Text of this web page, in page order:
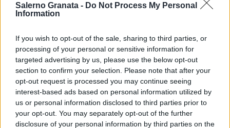
Salerno Granata - Do Not Process My Personal
Information
If you wish to opt-out of the sale, sharing to third parties, or
processing of your personal or sensitive information for
targeted advertising by us, please use the below opt-out
section to confirm your selection. Please note that after your
opt-out request is processed you may continue seeing
interest-based ads based on personal information utilized by
us or personal information disclosed to third parties prior to
your opt-out. You may separately opt-out of the further
disclosure of your personal information by third parties on the